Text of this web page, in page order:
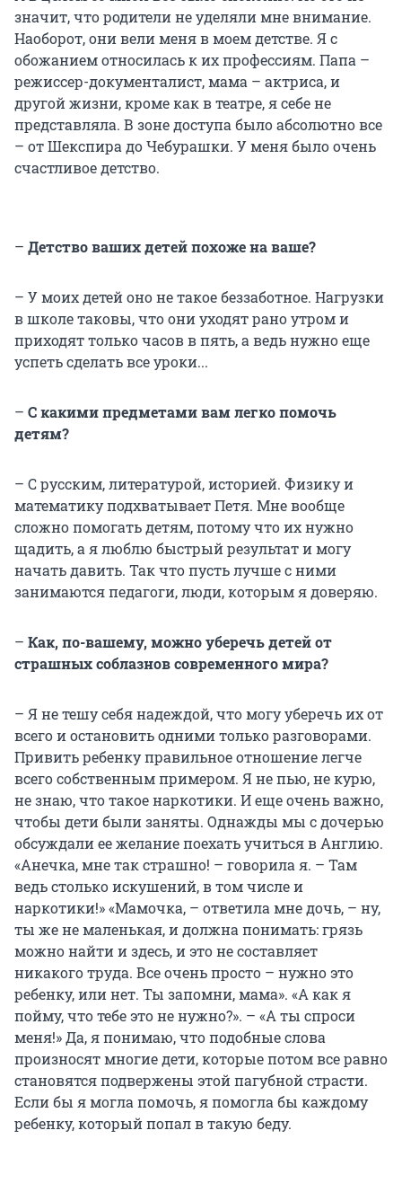
значит, что родители не уделяли мне внимание.
Наоборот, они вели меня в моем детстве. Я с
обожанием относилась к их профессиям. Папа –
режиссер-документалист, мама – актриса, и
другой жизни, кроме как в театре, я себе не
представляла. В зоне доступа было абсолютно все
– от Шекспира до Чебурашки. У меня было очень
счастливое детство.
– Детство ваших детей похоже на ваше?
– У моих детей оно не такое беззаботное. Нагрузки
в школе таковы, что они уходят рано утром и
приходят только часов в пять, а ведь нужно еще
успеть сделать все уроки...
– С какими предметами вам легко помочь
детям?
– С русским, литературой, историей. Физику и
математику подхватывает Петя. Мне вообще
сложно помогать детям, потому что их нужно
щадить, а я люблю быстрый результат и могу
начать давить. Так что пусть лучше с ними
занимаются педагоги, люди, которым я доверяю.
– Как, по-вашему, можно уберечь детей от
страшных соблазнов современного мира?
– Я не тешу себя надеждой, что могу уберечь их от
всего и остановить одними только разговорами.
Привить ребенку правильное отношение легче
всего собственным примером. Я не пью, не курю,
не знаю, что такое наркотики. И еще очень важно,
чтобы дети были заняты. Однажды мы с дочерью
обсуждали ее желание поехать учиться в Англию.
«Анечка, мне так страшно! – говорила я. – Там
ведь столько искушений, в том числе и
наркотики!» «Мамочка, – ответила мне дочь, – ну,
ты же не маленькая, и должна понимать: грязь
можно найти и здесь, и это не составляет
никакого труда. Все очень просто – нужно это
ребенку, или нет. Ты запомни, мама». «А как я
пойму, что тебе это не нужно?». – «А ты спроси
меня!» Да, я понимаю, что подобные слова
произносят многие дети, которые потом все равно
становятся подвержены этой пагубной страсти.
Если бы я могла помочь, я помогла бы каждому
ребенку, который попал в такую беду.